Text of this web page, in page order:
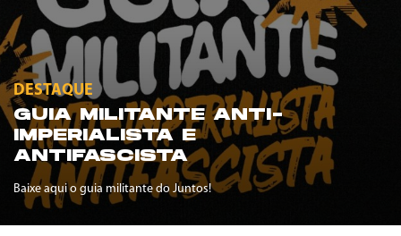
DESTAQUE
GUIA MILITANTE ANTI-
IMPERIALISTA E
ANTIFASCISTA
Baixe aqui o guia militante do Juntos!